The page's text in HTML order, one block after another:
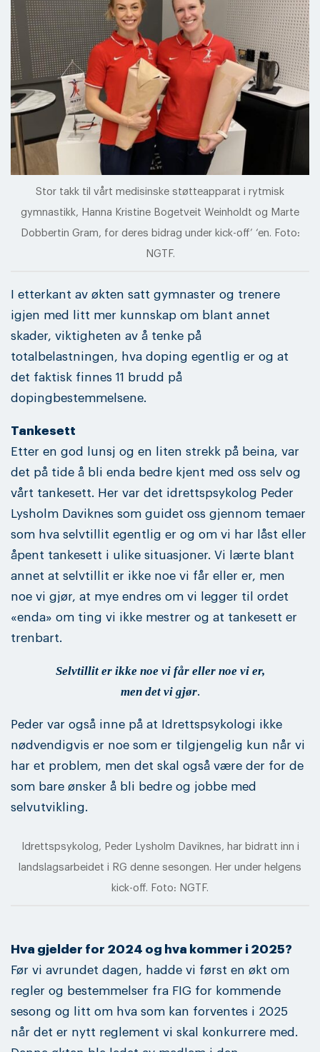
Stor takk til vårt medisinske støtteapparat i rytmisk
gymnastikk, Hanna Kristine Bogetveit Weinholdt og Marte
Dobbertin Gram, for deres bidrag under kick-off’ ‘en. Foto:
NGTF.
I etterkant av økten satt gymnaster og trenere
igjen med litt mer kunnskap om blant annet
skader, viktigheten av å tenke på
totalbelastningen, hva doping egentlig er og at
det faktisk finnes 11 brudd på
dopingbestemmelsene.
Tankesett
Etter en god lunsj og en liten strekk på beina, var
det på tide å bli enda bedre kjent med oss selv og
vårt tankesett. Her var det idrettspsykolog Peder
Lysholm Daviknes som guidet oss gjennom temaer
som hva selvtillit egentlig er og om vi har låst eller
åpent tankesett i ulike situasjoner. Vi lærte blant
annet at selvtillit er ikke noe vi får eller er, men
noe vi gjør, at mye endres om vi legger til ordet
«enda» om ting vi ikke mestrer og at tankesett er
trenbart.
Selvtillit er ikke noe vi får eller noe vi er,
men det vi gjør.
Peder var også inne på at Idrettspsykologi ikke
nødvendigvis er noe som er tilgjengelig kun når vi
har et problem, men det skal også være der for de
som bare ønsker å bli bedre og jobbe med
selvutvikling.
Idrettspsykolog, Peder Lysholm Daviknes, har bidratt inn i
landslagsarbeidet i RG denne sesongen. Her under helgens
kick-off. Foto: NGTF.
Hva gjelder for 2024 og hva kommer i 2025?
Før vi avrundet dagen, hadde vi først en økt om
regler og bestemmelser fra FIG for kommende
sesong og litt om hva som kan forventes i 2025
når det er nytt reglement vi skal konkurrere med.